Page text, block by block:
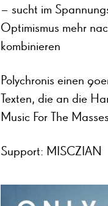
– sucht im
Optimismus mehr
kombinieren
Polychronis einen
Texten, die an die
Music For The
Support: MISCZIAN